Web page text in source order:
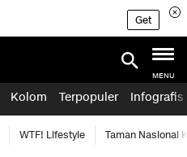
Get
MENU
Kolom Terpopuler Infografis
WTF! Lifestyle Taman Nasional